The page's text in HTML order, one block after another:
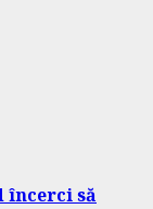
încerci să